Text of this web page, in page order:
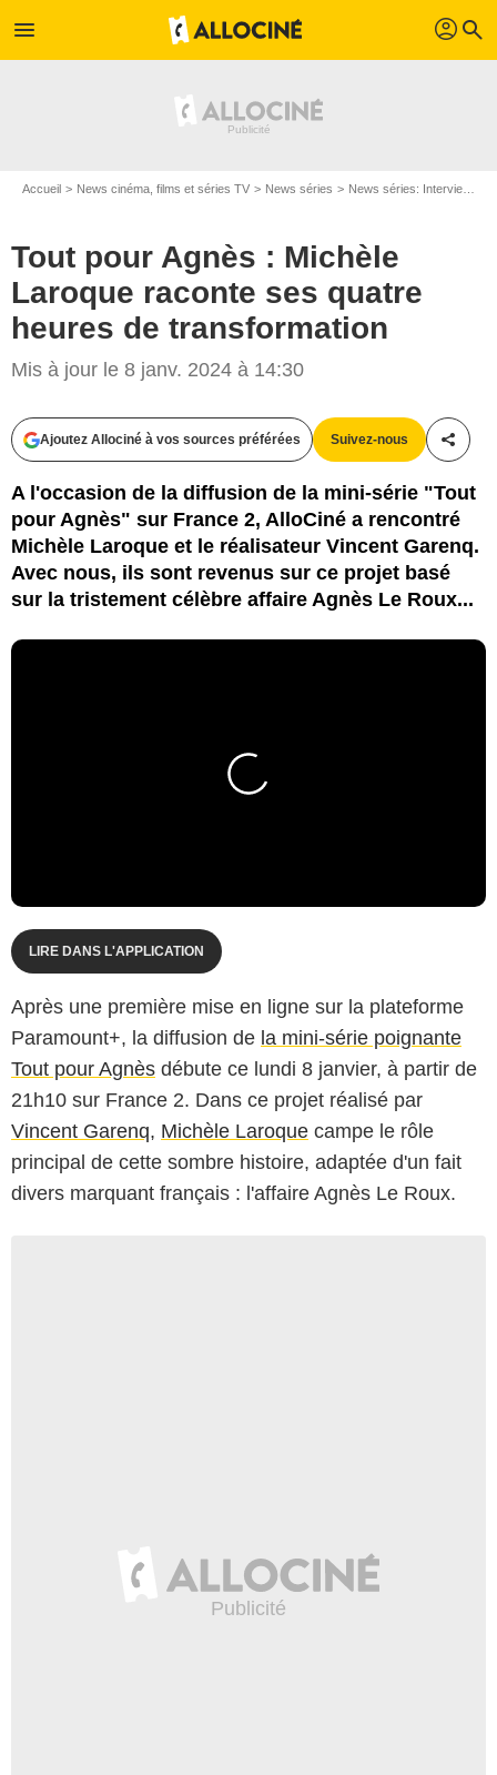
menu profil search
Accueil News cinéma, films et séries TV News séries News séries: Interviews
Tout pour Agnès : Michèle
Laroque raconte ses quatre
heures de transformation
Mis à jour le 8 janv. 2024 à 14:30
Ajoutez Allociné à vos sources préférées Suivez-nous
A l'occasion de la diffusion de la mini-série "Tout
pour Agnès" sur France 2, AlloCiné a rencontré
Michèle Laroque et le réalisateur Vincent Garenq.
Avec nous, ils sont revenus sur ce projet basé
sur la tristement célèbre affaire Agnès Le Roux...
LIRE DANS L'APPLICATION
Après une première mise en ligne sur la plateforme
Paramount+, la diffusion de la mini-série poignante
Tout pour Agnès débute ce lundi 8 janvier, à partir de
21h10 sur France 2. Dans ce projet réalisé par
Vincent Garenq, Michèle Laroque campe le rôle
principal de cette sombre histoire, adaptée d'un fait
divers marquant français : l'affaire Agnès Le Roux.